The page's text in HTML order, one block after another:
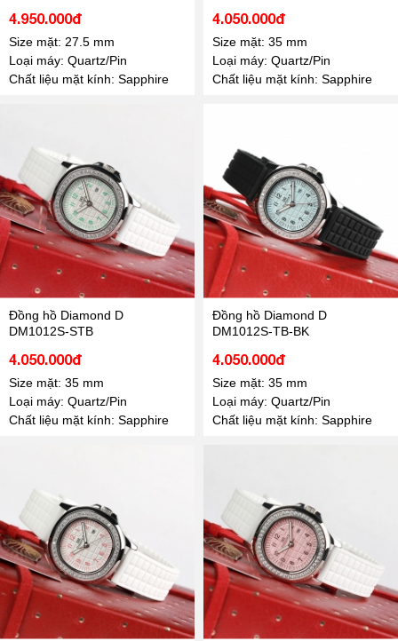
4.950.000đ
Size mặt: 27.5 mm
Loại máy: Quartz/Pin
Chất liệu mặt kính: Sapphire
4.050.000đ
Size mặt: 35 mm
Loại máy: Quartz/Pin
Chất liệu mặt kính: Sapphire
Đồng hồ Diamond D
DM1012S-STB
4.050.000đ
Size mặt: 35 mm
Loại máy: Quartz/Pin
Chất liệu mặt kính: Sapphire
Đồng hồ Diamond D
DM1012S-TB-BK
4.050.000đ
Size mặt: 35 mm
Loại máy: Quartz/Pin
Chất liệu mặt kính: Sapphire